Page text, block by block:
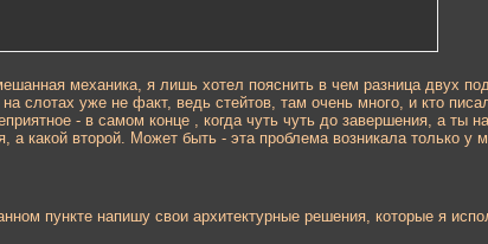
механика, я лишь хотел пояснить в чем разница двух
слотах уже не факт, ведь стейтов, там очень много, и кто
- в самом конце , когда чуть чуть до завершения, а ты
какой второй. Может быть - эта проблема возникала только у
пункте напишу свои архитектурные решения, которые я